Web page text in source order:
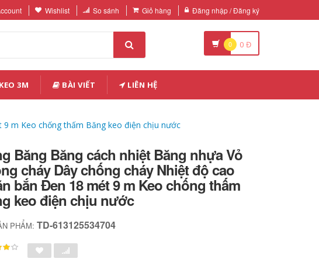
Wishlist So sánh Giỏ hàng Đăng nhập / Đăng ký
0 0 Đ
3M BÀI VIẾT LIÊN HỆ
m Keo chống thấm Băng keo điện chịu nước
Băng Băng cách nhiệt Băng nhựa Vỏ
cháy Dây chống cháy Nhiệt độ cao
bắn Đen 18 mét 9 m Keo chống thấm
keo điện chịu nước
PHẨM:TD-613125534704